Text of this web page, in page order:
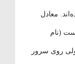
معادل
روی سرور